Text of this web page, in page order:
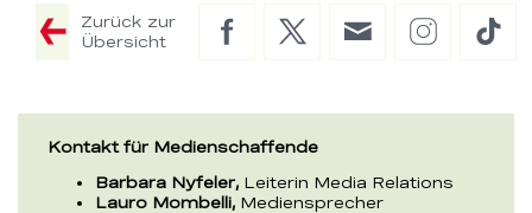
Kontakt für Medienschaffende
Barbara Nyfeler, Leiterin Media Relations
Lauro Mombelli, Mediensprecher
Zurück zur
Übersicht
FacebookTwitter
E-
Instagram